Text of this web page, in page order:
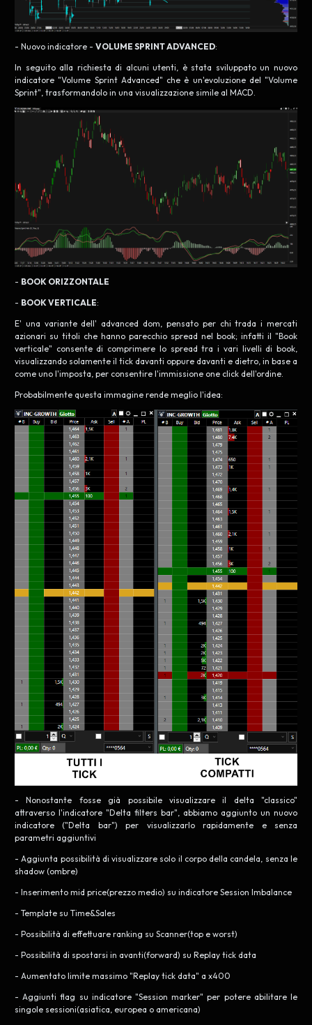
- Nuovo indicatore - VOLUME SPRINT ADVANCED:
In seguito alla richiesta di alcuni utenti, è stata sviluppato un nuovo
indicatore "Volume Sprint Advanced" che è un'evoluzione del "Volume
Sprint", trasformandolo in una visualizzazione simile al MACD.
- BOOK ORIZZONTALE
- BOOK VERTICALE:
E' una variante dell' advanced dom, pensato per chi trada i mercati
azionari su titoli che hanno parecchio spread nel book; infatti il "Book
verticale" consente di comprimere lo spread tra i vari livelli di book,
visualizzando solamente il tick davanti oppure davanti e dietro, in base a
come uno l'imposta, per consentire l'immissione one click dell'ordine.
Probabilmente questa immagine rende meglio l'idea:
- Nonostante fosse già possibile visualizzare il delta "classico"
attraverso l'indicatore "Delta filters bar", abbiamo aggiunto un nuovo
indicatore ("Delta bar") per visualizzarlo rapidamente e senza
parametri aggiuntivi
- Aggiunta possibilità di visualizzare solo il corpo della candela, senza le
shadow (ombre)
- Inserimento mid price(prezzo medio) su indicatore Session Imbalance
- Template su Time&Sales
- Possibilità di effettuare ranking su Scanner(top e worst)
- Possibilità di spostarsi in avanti(forward) su Replay tick data
- Aumentato limite massimo "Replay tick data" a x400
- Aggiunti flag su indicatore "Session marker" per potere abilitare le
singole sessioni(asiatica, europea o americana)